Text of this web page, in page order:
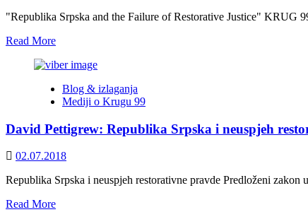
Serbs
"Republika Srpska and the Failure of Restorative Justice" KRUG
Read MoreRead
about
Pettigrew,
Ph.D.:
Srpska
the
of
Justice
Blog & izlaganja
Mediji o Krugu 99
David Pettigrew: Republika Srpska i neuspjeh
02.07.2018
Republika Srpska i neuspjeh restorativne pravde Predloženi
Read MoreRead